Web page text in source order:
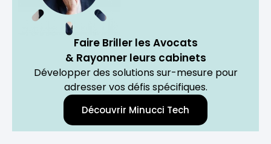
Faire Briller les Avocats
& Rayonner leurs cabinets
Développer des solutions sur-mesure pour
adresser vos défis spécifiques.
Découvrir Minucci Tech